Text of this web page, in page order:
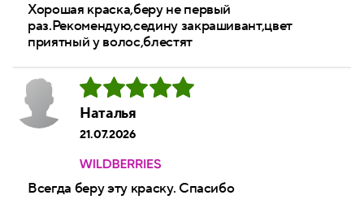
Хорошая краска,беру не первый
раз.Рекомендую,седину закрашивант,цвет
приятный у волос,блестят
Наталья
21.07.2026
Всегда беру эту краску. Спасибо